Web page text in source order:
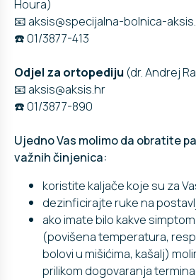
Houra)
📧 aksis@specijalna-bolnica-
☎️ 01/3877-413
Odjel za ortopediju (dr. Andrej
📧 aksis@aksis.hr
☎️ 01/3877-890
Ujedno Vas molimo da obratite
važnih činjenica:
koristite kaljače koje su za
dezinficirajte ruke na
ako imate bilo kakve
(povišena temperatura,
bolovi u mišićima, kašalj)
prilikom dogovaranja termina.